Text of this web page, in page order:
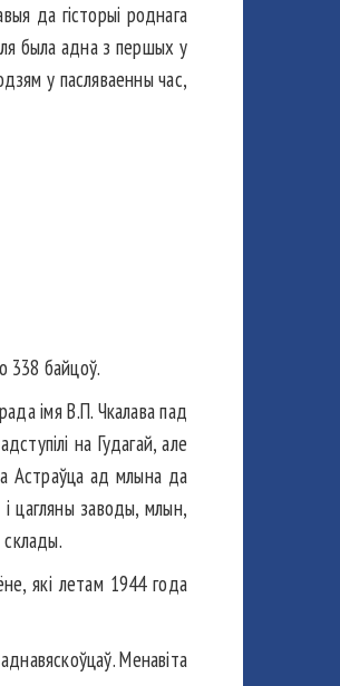
да гісторыі роднага
была адна з першых у
у пасляваенны час,
338 байцоў.
імя В.П. Чкалава пад
на Гудагай, але
Астраўца ад млына да
цагляны заводы, млын,
які летам 1944 года
Менавіта